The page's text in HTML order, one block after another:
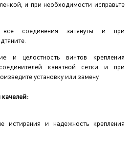
и при необходимости исправьте
все соединения затянуты и при
и целостность винтов крепления
канатной сетки и при
установку или замену.
истирания и надежность крепления